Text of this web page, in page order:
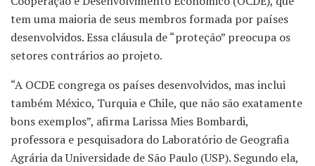
tem uma maioria de seus membros formada por países
desenvolvidos. Essa cláusula de “proteção” preocupa os
setores contrários ao projeto.
“A OCDE congrega os países desenvolvidos, mas inclui
também México, Turquia e Chile, que não são exatamente
bons exemplos”, afirma Larissa Mies Bombardi,
professora e pesquisadora do Laboratório de Geografia
Agrária da Universidade de São Paulo (USP). Segundo ela,